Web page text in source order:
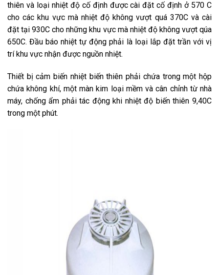
thiên và loại nhiệt độ cố định được cài đặt cố định ở 570 C
cho các khu vực mà nhiệt độ không vượt quá 370C và cài
đặt tại 930C cho những khu vực mà nhiệt độ không vượt qúa
650C. Đầu báo nhiệt tự động phải là loại lắp đặt trần với vị
trí khu vực nhận được nguồn nhiệt.
Thiết bị cảm biến nhiệt biến thiên phải chứa trong một hộp
chứa không khí, một màn kim loại mềm và cân chỉnh từ nhà
máy, chống ẩm phải tác động khi nhiệt độ biến thiên 9,40C
trong một phút.